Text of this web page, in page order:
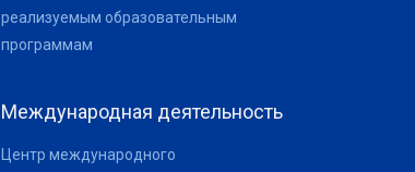
реализуемым образовательным
программам
Международная деятельность
Центр международного